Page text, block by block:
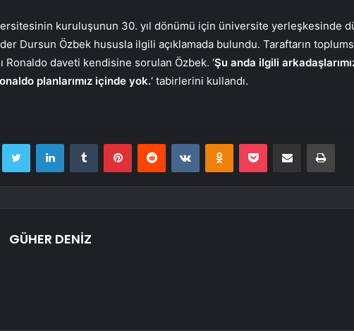
kuruluşunun 30. yıl dönümü için üniversite yerleşkesinde
Dursun Özbek hususla ilgili açıklamada bulundu. Taraftarın
Ronaldo daveti kendisine sorulan Özbek. ‘Şu anda ilgili
planlarımız içinde yok.‘ tabirlerini kullandı.
Twitter LinkedInTumblr PinterestReddit VKontakteOdnoklassniki
Pocket E-Posta ile paylaş
GÜHER DENİZ